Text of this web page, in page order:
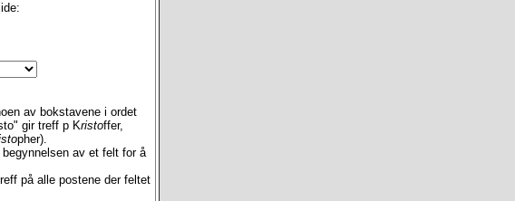
av bokstavene i ordet
gir treff p Kristoffer,
pher).
av et felt for å
på alle postene der feltet